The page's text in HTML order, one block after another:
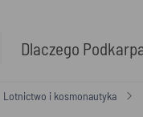
Dlaczego
Lotnictwo i kosmonautyka